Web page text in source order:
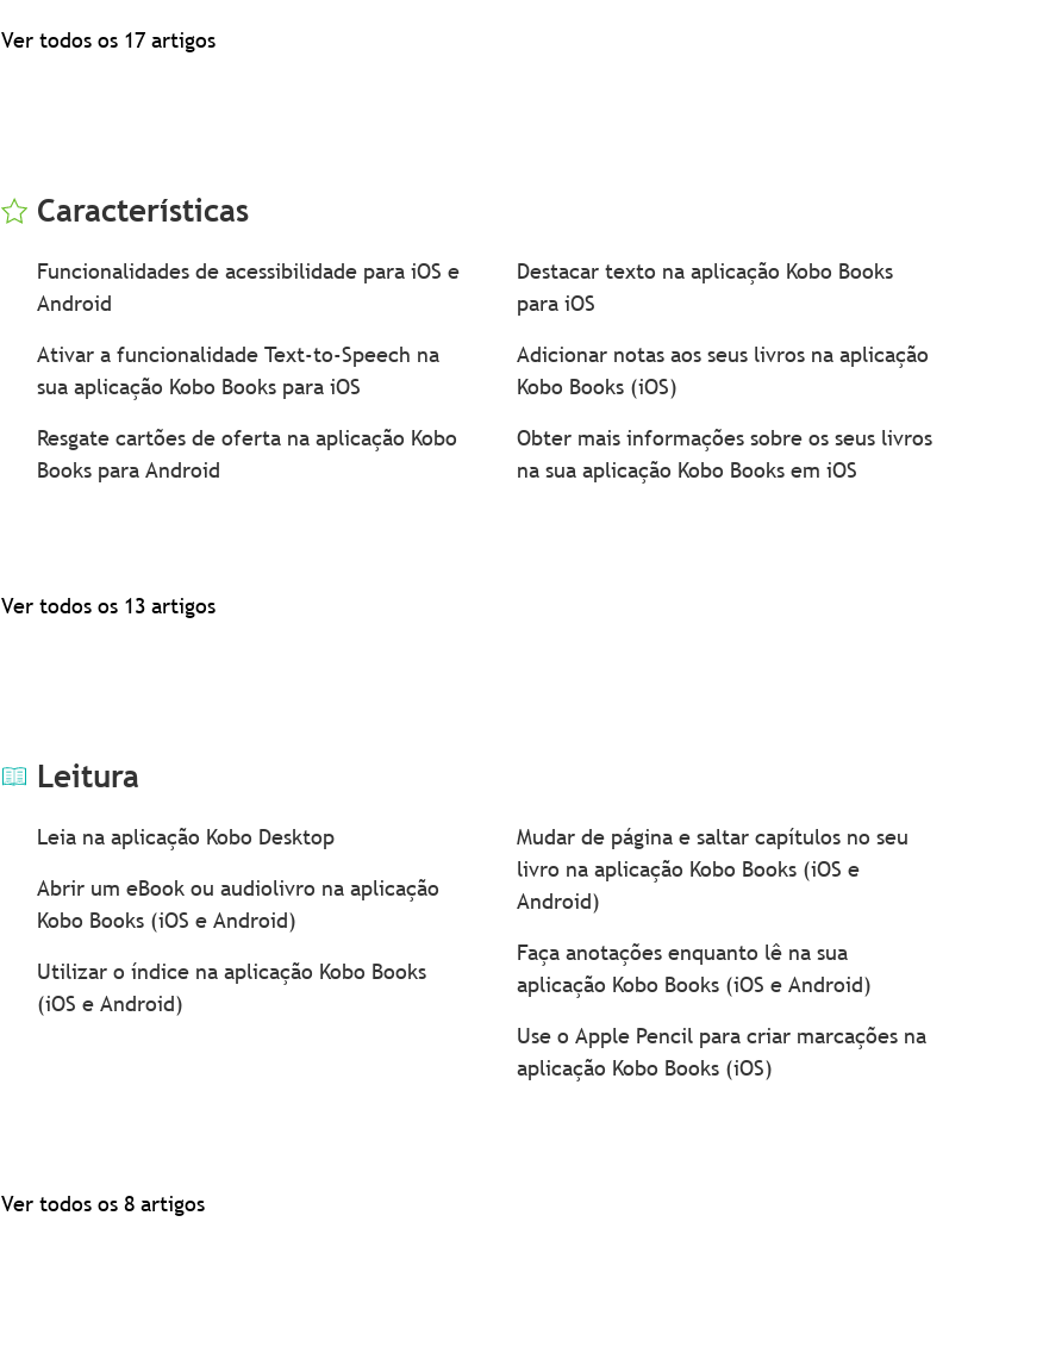
Ver todos os 17 artigos
Características
Funcionalidades de acessibilidade para iOS e
Android
Ativar a funcionalidade Text-to-Speech na
sua aplicação Kobo Books para iOS
Resgate cartões de oferta na aplicação Kobo
Books para Android
Destacar texto na aplicação Kobo Books
para iOS
Adicionar notas aos seus livros na aplicação
Kobo Books (iOS)
Obter mais informações sobre os seus livros
na sua aplicação Kobo Books em iOS
Ver todos os 13 artigos
Leitura
Leia na aplicação Kobo Desktop
Abrir um eBook ou audiolivro na aplicação
Kobo Books (iOS e Android)
Utilizar o índice na aplicação Kobo Books
(iOS e Android)
Mudar de página e saltar capítulos no seu
livro na aplicação Kobo Books (iOS e
Android)
Faça anotações enquanto lê na sua
aplicação Kobo Books (iOS e Android)
Use o Apple Pencil para criar marcações na
aplicação Kobo Books (iOS)
Ver todos os 8 artigos